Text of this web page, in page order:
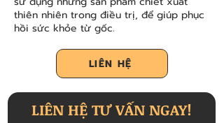
thiên nhiên trong điều trị, để giúp phục
hồi sức khỏe từ gốc.
LIÊN HỆ
LIÊN HỆ TƯ VẤN NGAY!